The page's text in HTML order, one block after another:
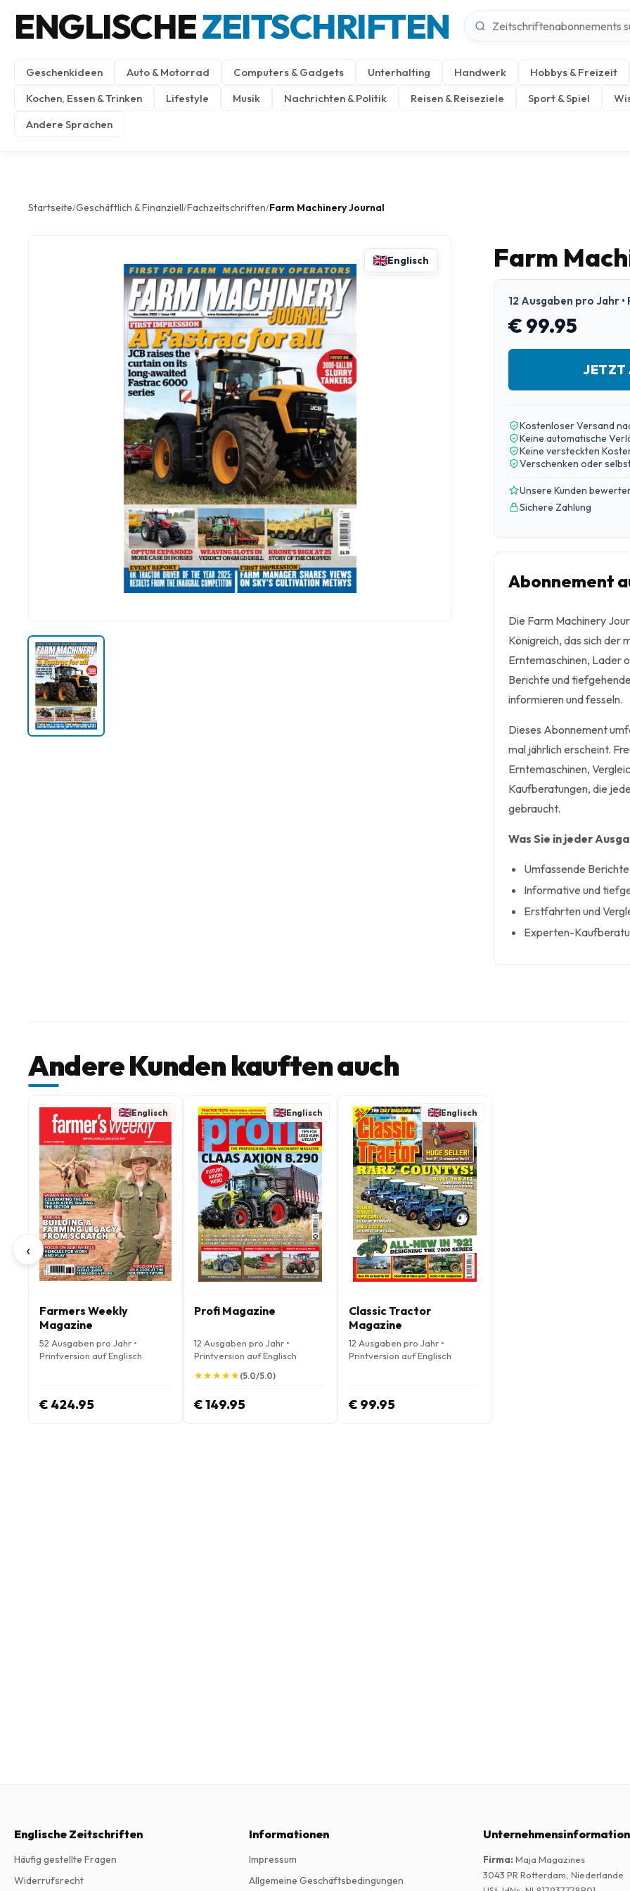
ENGLISCHEZEITSCHRIFTEN
Geschenkideen Auto & Motorrad Computers & Gadgets Unterhalting Handwerk
Hobbys & Freizeit
Kochen, Essen & Trinken
Lifestyle Musik Nachrichten & Politik Reisen & Reiseziele Sport & Spiel
Andere Sprachen
Startseite/Geschäftlich & Finanziell/Fachzeitschriften/Farm Machinery Journal
Englisch Farm
12 Ausgaben pro Jahr
€ 99.95
JETZT
Kostenloser Versand
Keine automatische
Keine versteckten
Verschenken oder
Unsere Kunden
Sichere Zahlung
Abonnement
Die Farm Machinery
Königreich, das sich der
Erntemaschinen, Lader
Berichte und
informieren und fesseln.
Dieses Abonnement
mal jährlich erscheint.
Erntemaschinen,
Kaufberatungen, die
gebraucht.
Was Sie in jeder
Umfassende
Informative und
Erstfahrten und
Experten-
Andere Kunden kauften auch
‹
Englisch
Farmers Weekly
Magazine
52 Ausgaben pro Jahr •
Printversion auf Englisch
€ 424.95
Englisch
Profi Magazine
12 Ausgaben pro Jahr •
Printversion auf Englisch
★
★★
★★
★★
★★
★(5.0/5.0)
€ 149.95
Englisch
Classic Tractor
Magazine
12 Ausgaben pro Jahr •
Printversion auf Englisch
€ 99.95
Englische Zeitschriften
Häufig gestellte Fragen
Widerrufsrecht
Informationen
Impressum
Allgemeine Geschäftsbedingungen
Firma: Maja Magazines
3043 PR Rotterdam, Niederlande